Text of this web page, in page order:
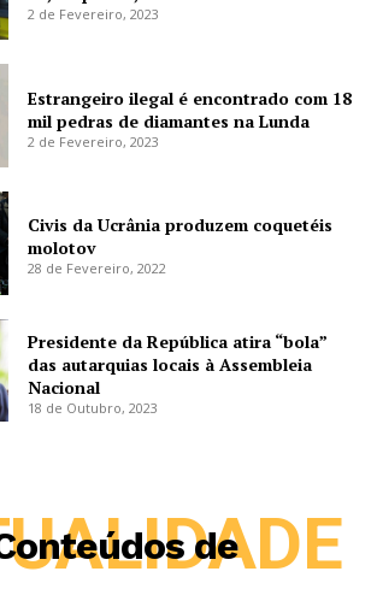
2 de Fevereiro, 2023
Estrangeiro ilegal é encontrado com 18
mil pedras de diamantes na Lunda
2 de Fevereiro, 2023
Civis da Ucrânia produzem coquetéis
molotov
28 de Fevereiro, 2022
Presidente da República atira “bola”
das autarquias locais à Assembleia
Nacional
18 de Outubro, 2023
de